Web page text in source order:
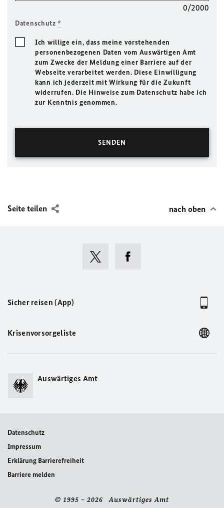
0/2000
Datenschutz*
Ich willige ein, dass meine vorstehenden
personenbezogenen Daten vom Auswärtigen Amt
zum Zwecke der Meldung einer Barriere auf der
Webseite verarbeitet werden. Diese Einwilligung
kann ich jederzeit mit Wirkung für die Zukunft
widerrufen. Die Hinweise zum Datenschutz habe ich
zur Kenntnis genommen.
Seite teilen nach oben
Sicher reisen (App)
Krisenvorsorgeliste
Auswärtiges Amt
Datenschutz
Impressum
Erklärung Barrierefreiheit
Barriere melden
© 1995 – 2026 Auswärtiges Amt